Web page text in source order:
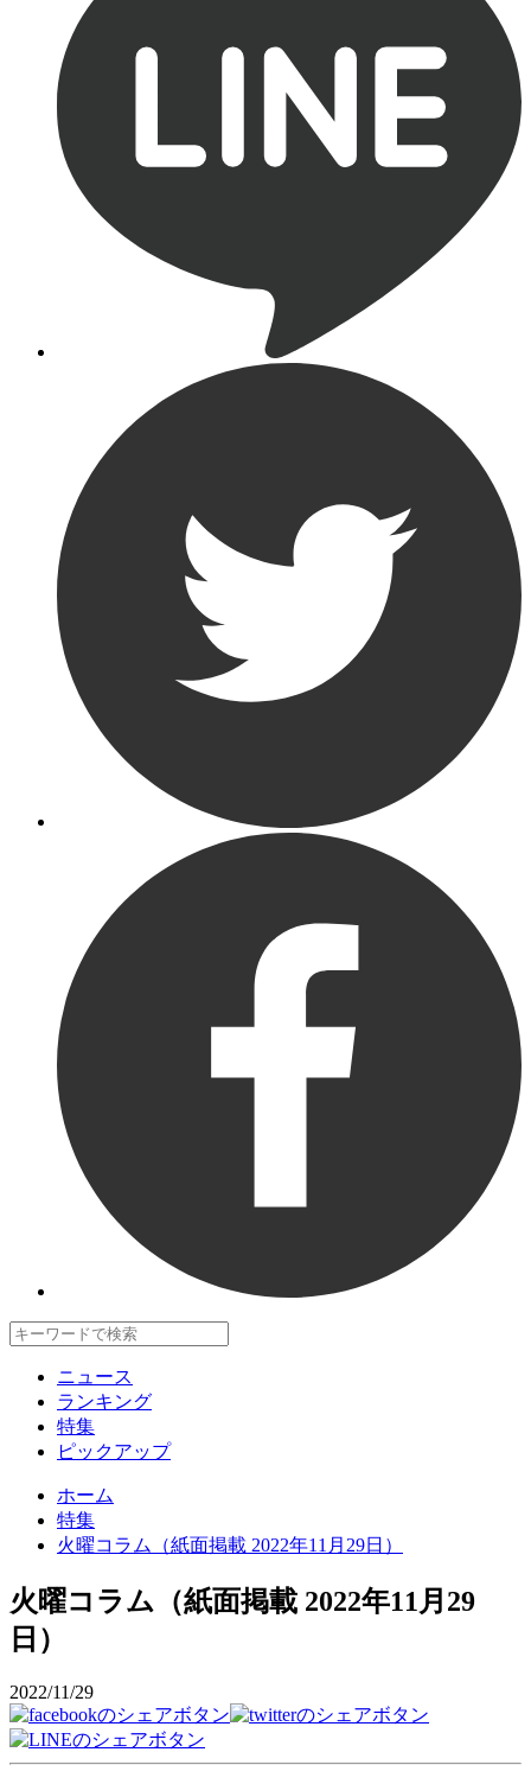
ニュース
ランキング
特集
ピックアップ
ホーム
特集
火曜コラム（紙面掲載 2022年11月29日）
火曜コラム（紙面掲載 2022年11月29
日）
2022/11/29